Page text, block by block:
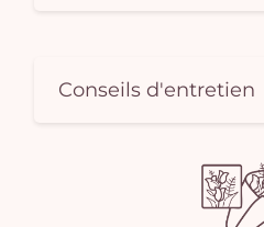
Conseils d'entretien